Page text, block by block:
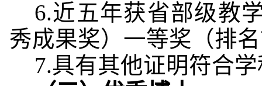
6.近五年获省部级教
秀成果奖）一等奖（排
7.具有其他证明符合